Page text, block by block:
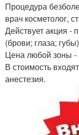
Процедура
врач косметолог,
Действует акция -
(брови; глаза;
Цена любой зоны -
В стоимость
анестезия.